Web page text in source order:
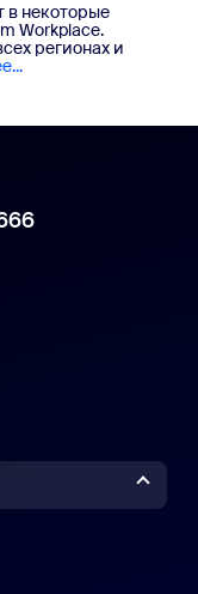
в некоторые
Workplace.
регионах и